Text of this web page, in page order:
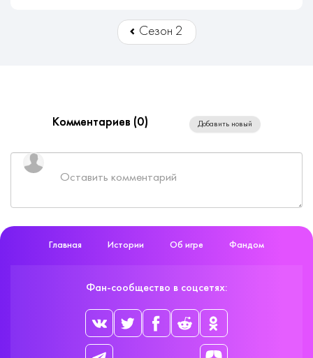
Сезон 2
Комментариев (0) Добавить новый
Главная Истории Об игре Фандом
Фан-сообщество в соцсетях: